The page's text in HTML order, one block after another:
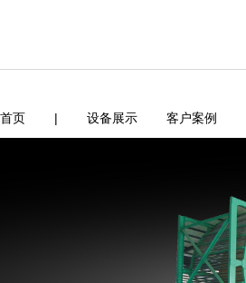
首页 | 设备展示 客户案例